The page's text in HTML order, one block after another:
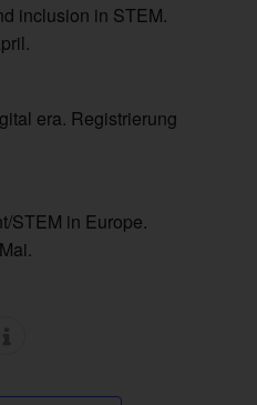
inclusion in STEM.
era. Registrierung
STEM in Europe.